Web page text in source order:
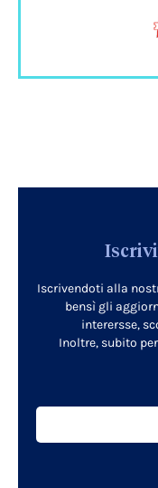
Iscrivendoti alla
bensì gli
interersse,
Inoltre, subito